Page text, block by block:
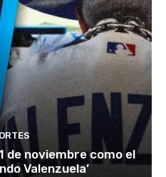
de noviembre como el
Valenzuela’